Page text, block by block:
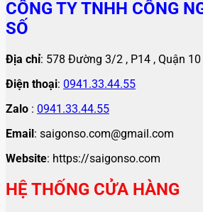
CÔNG TY TNHH CÔNG
SỐ
Địa chỉ: 578 Đường 3/2 , P14 , Quận 10
Điện thoại: 0941.33.44.55
Zalo : 0941.33.44.55
Email: saigonso.com@gmail.com
Website: https://saigonso.com
HỆ THỐNG CỬA HÀNG